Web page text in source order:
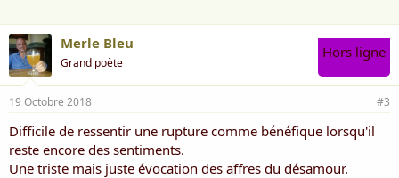
Merle Bleu
Grand poète
Hors ligne
19 Octobre 2018 #3
Difficile de ressentir une rupture comme bénéfique lorsqu'il
reste encore des sentiments.
Une triste mais juste évocation des affres du désamour.